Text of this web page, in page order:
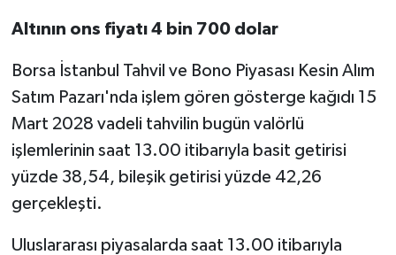
Altının ons fiyatı 4 bin 700 dolar
Borsa İstanbul Tahvil ve Bono Piyasası Kesin Alım
Satım Pazarı'nda işlem gören gösterge kağıdı 15
Mart 2028 vadeli tahvilin bugün valörlü
işlemlerinin saat 13.00 itibarıyla basit getirisi
yüzde 38,54, bileşik getirisi yüzde 42,26
gerçekleşti.
Uluslararası piyasalarda saat 13.00 itibarıyla